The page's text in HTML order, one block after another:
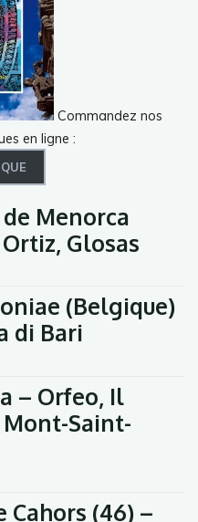
Commandez nos
en ligne :
Menorca
Glosas
(Belgique)
di Bari
– Orfeo, Il
Saint-
Cahors (46) –